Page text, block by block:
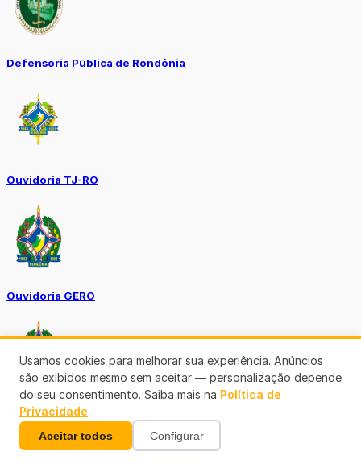
Defensoria Pública de Rondônia
Ouvidoria TJ-RO
Ouvidoria GERO
Diário Oficial ALE
Usamos cookies para melhorar sua experiência. Anúncios
são exibidos mesmo sem aceitar — personalização depende
do seu consentimento. Saiba mais na Política de
Privacidade.
Aceitar todos Configurar